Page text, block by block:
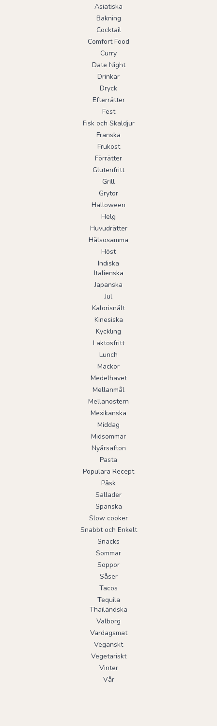
Asiatiska
Bakning
Cocktail
Comfort Food
Curry
Date Night
Drinkar
Dryck
Efterrätter
Fest
Fisk och Skaldjur
Franska
Frukost
Förrätter
Glutenfritt
Grill
Grytor
Halloween
Helg
Huvudrätter
Hälsosamma
Höst
Indiska
Italienska
Japanska
Jul
Kalorisnålt
Kinesiska
Kyckling
Laktosfritt
Lunch
Mackor
Medelhavet
Mellanmål
Mellanöstern
Mexikanska
Middag
Midsommar
Nyårsafton
Pasta
Populära Recept
Påsk
Sallader
Spanska
Slow cooker
Snabbt och Enkelt
Snacks
Sommar
Soppor
Såser
Tacos
Tequila
Thailändska
Valborg
Vardagsmat
Veganskt
Vegetariskt
Vinter
Vår